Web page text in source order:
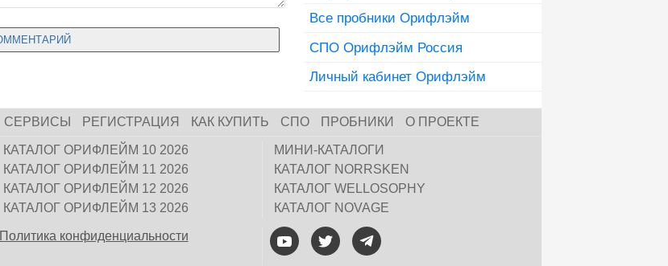
Все пробники Орифлэйм
СПО Орифлэйм Россия
Личный кабинет Орифлэйм
СЕРВИСЫ РЕГИСТРАЦИЯ КАК КУПИТЬ СПО ПРОБНИКИ О ПРОЕКТЕ
КАТАЛОГ ОРИФЛЕЙМ 10 2026
КАТАЛОГ ОРИФЛЕЙМ 11 2026
КАТАЛОГ ОРИФЛЕЙМ 12 2026
КАТАЛОГ ОРИФЛЕЙМ 13 2026
МИНИ-КАТАЛОГИ
КАТАЛОГ NORRSKEN
КАТАЛОГ WELLOSOPHY
КАТАЛОГ NOVAGE
Политика конфиденциальности